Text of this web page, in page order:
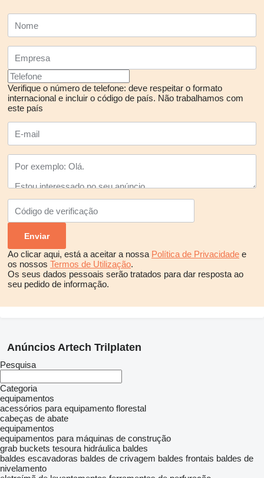
Verifique o número de telefone: deve respeitar o formato
internacional e incluir o código de país. Não trabalhamos com
este país
Ao clicar aqui, está a aceitar a nossa Política de Privacidade e
os nossos Termos de Utilização.
Os seus dados pessoais serão tratados para dar resposta ao
seu pedido de informação.
Anúncios Artech Trilplaten
Pesquisa
Categoria
equipamentos
acessórios para equipamento florestal
cabeças de abate
equipamentos
equipamentos para máquinas de construção
grab buckets tesoura hidráulica baldes
baldes escavadoras baldes de crivagem baldes frontais baldes de
nivelamento